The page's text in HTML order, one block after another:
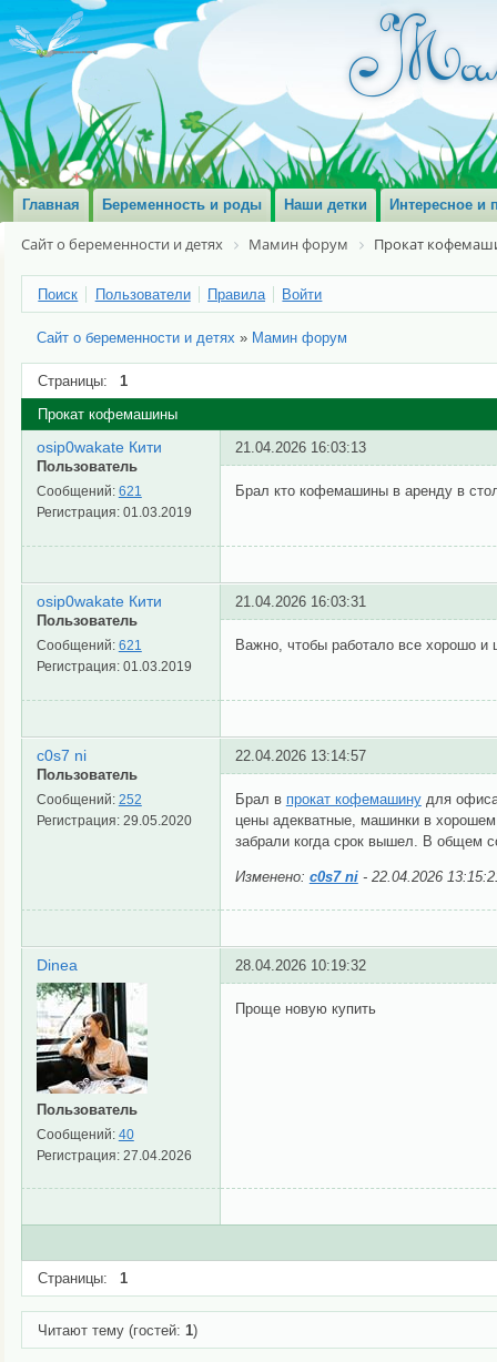
Главная Беременность и роды Наши детки Интересное и
Сайт о беременности и детях Мамин форум Прокат
Поиск Пользователи Правила Войти
Сайт о беременности и детях » Мамин форум
Страницы: 1
Прокат кофемашины
osip0wakate Кити
Пользователь
Сообщений: 621
Регистрация: 01.03.2019
21.04.2026 16:03:13
Брал кто кофемашины в аренду в
osip0wakate Кити
Пользователь
Сообщений: 621
Регистрация: 01.03.2019
21.04.2026 16:03:31
Важно, чтобы работало все хорошо
c0s7 ni
Пользователь
Сообщений: 252
Регистрация: 29.05.2020
22.04.2026 13:14:57
Брал в прокат кофемашинудля
цены адекватные, машинки в
забрали когда срок вышел. В общем
Изменено: c0s7 ni- 22.04.2026
Dinea
Пользователь
Сообщений: 40
Регистрация: 27.04.2026
28.04.2026 10:19:32
Проще новую купить
Страницы: 1
Читают тему (гостей: 1)